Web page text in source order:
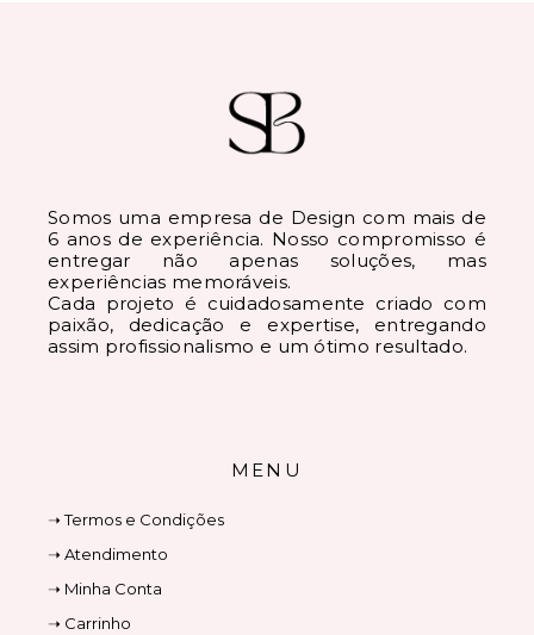
Somos uma empresa de Design com mais de
6 anos de experiência. Nosso compromisso é
entregar não apenas soluções, mas
experiências memoráveis.
Cada projeto é cuidadosamente criado com
paixão, dedicação e expertise, entregando
assim profissionalismo e um ótimo resultado.
MENU
➝ Termos e Condições
➝ Atendimento
➝ Minha Conta
➝ Carrinho